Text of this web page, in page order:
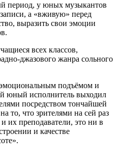
период, у юных музыкантов
а «вживую» перед
выразить свои эмоции
всех классов,
джазового жанра сольного
подъёмом и
юный исполнитель выходил
посредством тончайшей
то, что зрителями на сей раз
их преподаватели, это ни в
и качестве